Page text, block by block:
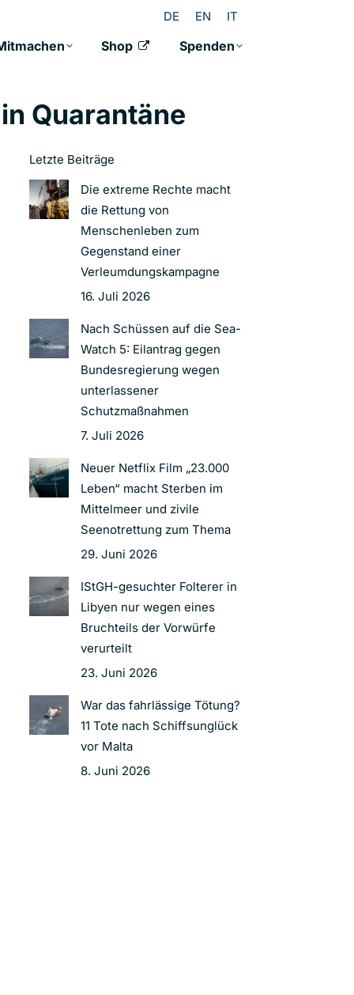
DE EN IT
Shop Spenden
Quarantäne
Letzte Beiträge
Die extreme Rechte macht
die Rettung von
Menschenleben zum
Gegenstand einer
Verleumdungskampagne
16. Juli 2026
Nach Schüssen auf die Sea-
Watch 5: Eilantrag gegen
Bundesregierung wegen
unterlassener
Schutzmaßnahmen
7. Juli 2026
Neuer Netflix Film „23.000
Leben“ macht Sterben im
Mittelmeer und zivile
Seenotrettung zum Thema
29. Juni 2026
IStGH-gesuchter Folterer in
Libyen nur wegen eines
Bruchteils der Vorwürfe
verurteilt
23. Juni 2026
War das fahrlässige Tötung?
11 Tote nach Schiffsunglück
vor Malta
8. Juni 2026